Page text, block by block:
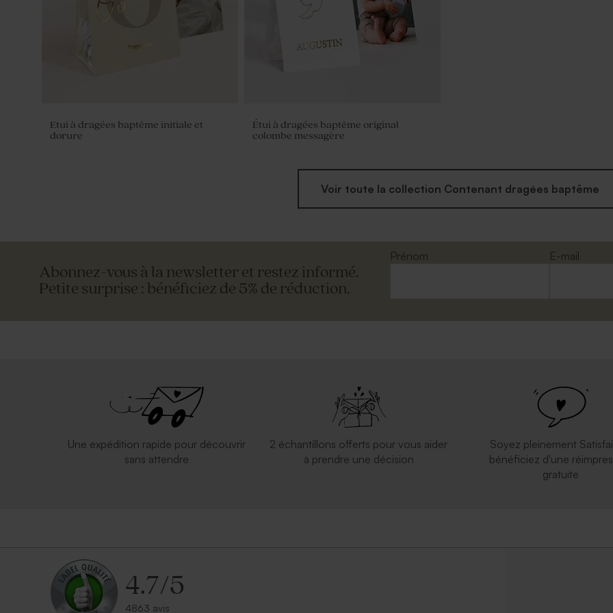
Etui à dragées baptême initiale et
dorure
Étui à dragées baptême original
colombe messagère
Voir toute la collection Contenant dragées baptême
Abonnez-vous à la newsletter et restez informé.
Petite surprise : bénéficiez de 5% de réduction.
Prénom
E-mail
Une expédition rapide pour découvrir
sans attendre
2 échantillons offerts pour vous aider
à prendre une décision
Soyez pleinement
bénéficiez d'une
gratuite
4.7/5
4863 avis